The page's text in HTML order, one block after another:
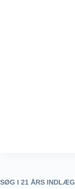
SØG I 21 ÅRS INDLÆG